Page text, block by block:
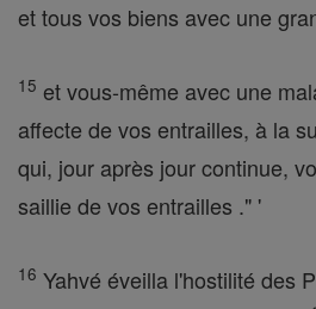
et tous vos biens avec une
15 et vous-même avec une
affecte de vos entrailles, à la
qui, jour après jour continue,
saillie de vos entrailles ." '
16 Yahvé éveilla l'hostilité des